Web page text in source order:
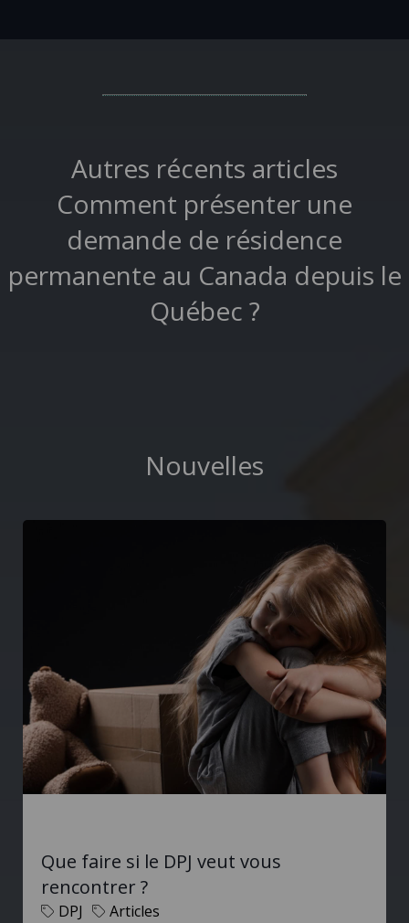
Autres récents articles
Comment présenter une
demande de résidence
permanente au Canada depuis le
Québec ?
Nouvelles
Que faire si le DPJ veut vous
rencontrer ?
DPJ
Articles